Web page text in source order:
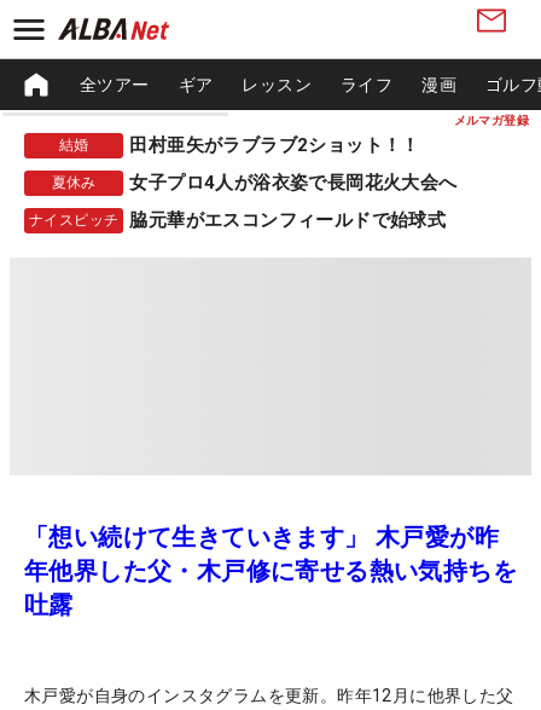
メルマガ登録
全ツアー ギア レッスン ライフ 漫画 ゴル
結婚 田村亜矢がラブラブ2ショット！！
夏休み 女子プロ4人が浴衣姿で長岡花火大会へ
ナイスピッチ 脇元華がエスコンフィールドで始球式
「想い続けて生きていきます」 木戸愛が昨
年他界した父・木戸修に寄せる熱い気持ちを
吐露
木戸愛が自身のインスタグラムを更新。昨年12月に他界した父